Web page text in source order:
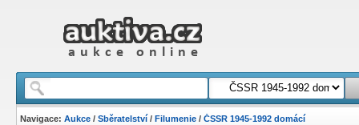
Navigace:Aukce /Sběratelství /Filumenie /ČSSR 1945-1992 domácí